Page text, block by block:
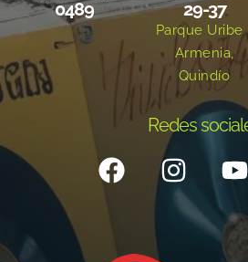
0489
29-37
Parque Uribe
Armenia,
Quindío
Redes